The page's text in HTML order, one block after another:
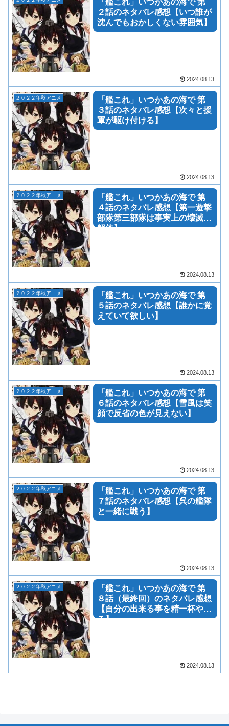
「艦これ」いつかあの海で 第
２話のネタバレ感想【いつ誰が
沈んでもおかしくない雰囲気】
2024.08.13
２０２２年秋アニメ
「艦これ」いつかあの海で 第
３話のネタバレ感想【次々と援
軍が駆け付ける】
2024.08.13
２０２２年秋アニメ
「艦これ」いつかあの海で 第
４話のネタバレ感想【第一遊撃
部隊第三部隊は事実上の壊滅で
解体】
2024.08.13
２０２２年秋アニメ
「艦これ」いつかあの海で 第
５話のネタバレ感想【誰かに覚
えていて欲しい】
2024.08.13
２０２２年秋アニメ
「艦これ」いつかあの海で 第
６話のネタバレ感想【雪風は笑
顔で反省の色が見えない】
2024.08.13
２０２２年秋アニメ
「艦これ」いつかあの海で 第
７話のネタバレ感想【呉の艦隊
と一緒に戦う】
2024.08.13
２０２２年秋アニメ
「艦これ」いつかあの海で 第
８話（最終回）のネタバレ感想
【自分の出来る事を精一杯や
る】
2024.08.13